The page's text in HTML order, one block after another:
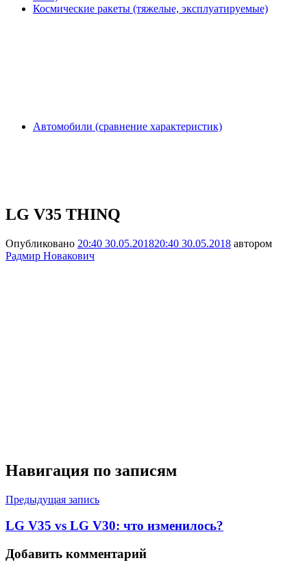
Космические ракеты (тяжелые, эксплуатируемые)
Автомобили (сравнение характеристик)
LG V35 THINQ
Опубликовано 20:40 30.05.201820:40 30.05.2018 автором
Радмир Новакович
Навигация по записям
Предыдущая запись
LG V35 vs LG V30: что изменилось?
Добавить комментарий